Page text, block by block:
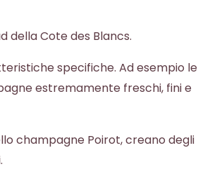
della Cote des Blancs.
specifiche. Ad esempio le
estremamente freschi, fini e
champagne Poirot, creano degli